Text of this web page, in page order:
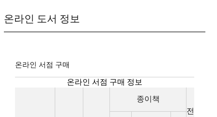
온라인 도서 정보
온라인 서점 구매
온라인 서점 구매 정보
종이책
전